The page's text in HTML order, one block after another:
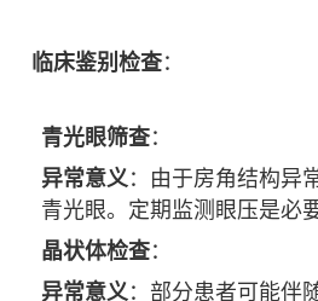
临床鉴别检查：
青光眼筛查：
异常意义：由于房角结构异
青光眼。定期监测眼压是必要
晶状体检查：
异常意义：部分患者可能伴